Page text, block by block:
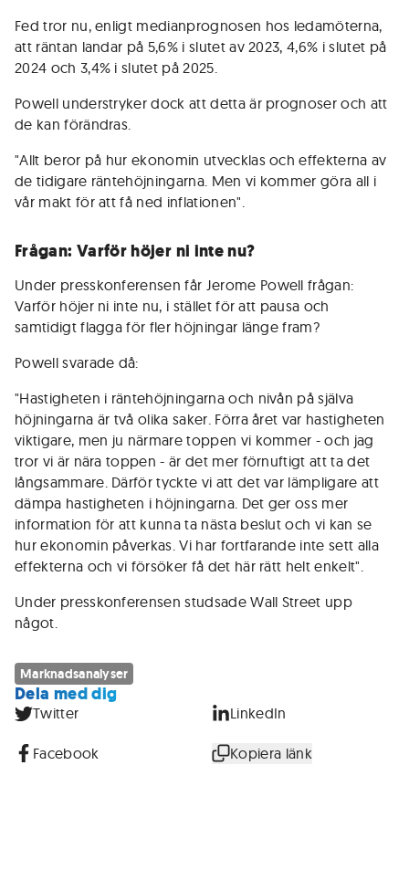
Fed tror nu, enligt medianprognosen hos ledamöterna,
att räntan landar på 5,6% i slutet av 2023, 4,6% i slutet på
2024 och 3,4% i slutet på 2025.
Powell understryker dock att detta är prognoser och att
de kan förändras.
"Allt beror på hur ekonomin utvecklas och effekterna av
de tidigare räntehöjningarna. Men vi kommer göra all i
vår makt för att få ned inflationen".
Frågan: Varför höjer ni inte nu?
Under presskonferensen får Jerome Powell frågan:
Varför höjer ni inte nu, i stället för att pausa och
samtidigt flagga för fler höjningar länge fram?
Powell svarade då:
"Hastigheten i räntehöjningarna och nivån på själva
höjningarna är två olika saker. Förra året var hastigheten
viktigare, men ju närmare toppen vi kommer - och jag
tror vi är nära toppen - är det mer förnuftigt att ta det
långsammare. Därför tyckte vi att det var lämpligare att
dämpa hastigheten i höjningarna. Det ger oss mer
information för att kunna ta nästa beslut och vi kan se
hur ekonomin påverkas. Vi har fortfarande inte sett alla
effekterna och vi försöker få det här rätt helt enkelt".
Under presskonferensen studsade Wall Street upp
något.
Marknadsanalyser
Dela med dig
Twitter LinkedIn
Facebook Kopiera länk